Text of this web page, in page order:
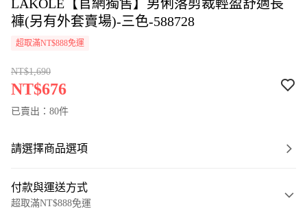
LAKOLE【官網獨售】男俐落剪裁輕盈舒適長
褲(另有外套賣場)-三色-588728
超取滿NT$888免運
NT$1,690
NT$676
已賣出：80件
請選擇商品選項
付款與運送方式
超取滿NT$888免運